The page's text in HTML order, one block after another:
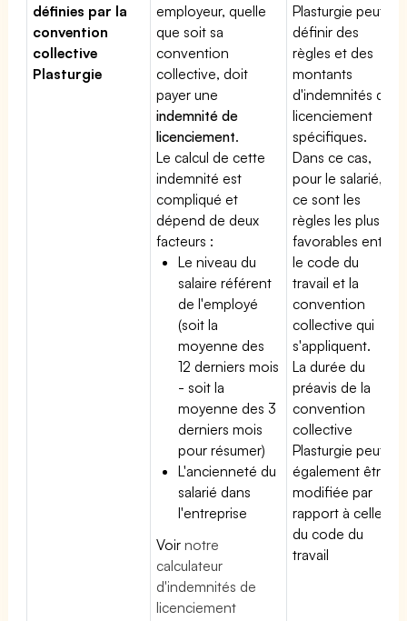
définies par la
convention
collective
Plasturgie
employeur, quelle
que soit sa
convention
collective, doit
payer une
indemnité de
licenciement.
Le calcul de cette
indemnité est
compliqué et
dépend de deux
facteurs :
Le niveau du
salaire référent
de l'employé
(soit la
moyenne des
12 derniers mois
- soit la
moyenne des 3
derniers mois
pour résumer)
L'ancienneté du
salarié dans
l'entreprise
Voirnotre
calculateur
d'indemnités de
licenciement
Plasturgie peut
définir des
règles et des
montants
d'indemnités de
licenciement
spécifiques.
Dans ce cas,
pour le salarié,
ce sont les
règles les plus
favorables entre
le code du
travail et la
convention
collective qui
s'appliquent.
La durée du
préavis de la
convention
collective
Plasturgie peut
également être
modifiée par
rapport à celle
du code du
travail